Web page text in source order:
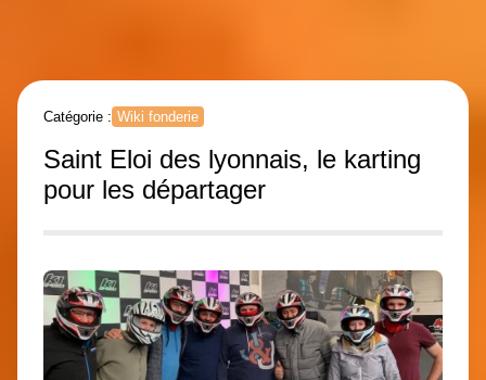
Catégorie : Wiki fonderie
Saint Eloi des lyonnais, le karting
pour les départager